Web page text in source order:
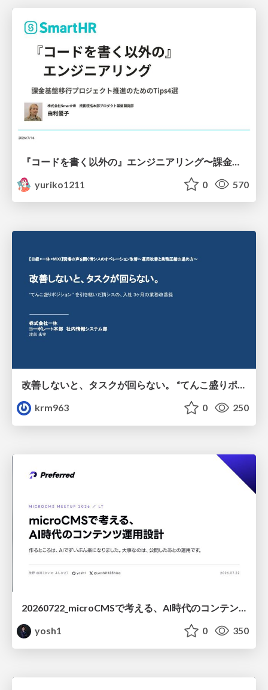
yuriko1211
0 570
改善しないと、タスクが回らない。 “てんこ盛りポジション” を引き継いだ情シスの、入社3ヶ月の業務改善録
krm963
0 250
20260722_microCMSで考える、AI時代のコンテンツ運用設計
yosh1
0 350